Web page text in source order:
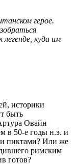
герое.
куда им
историки
быть
Овайн
в 50-е годы н.э. и
и пиктами? Или же
римским
готов?